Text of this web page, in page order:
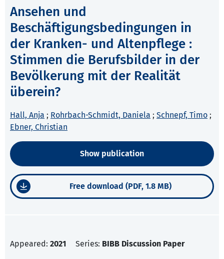
Ansehen und
Beschäftigungsbedingungen in
der Kranken- und Altenpflege :
Stimmen die Berufsbilder in der
Bevölkerung mit der Realität
überein?
Hall, Anja ; Rohrbach-Schmidt, Daniela ; Schnepf, Timo ;
Ebner, Christian
Show publication
Free download (PDF, 1.8 MB)
Appeared: 2021 Series: BIBB Discussion Paper